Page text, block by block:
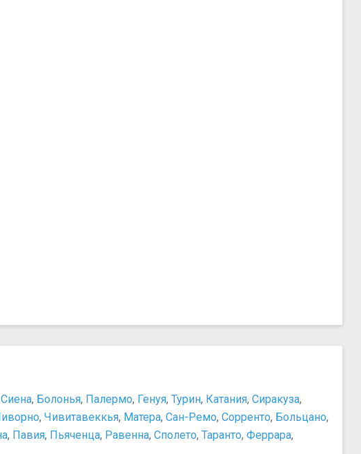
Сиена, Болонья, Палермо, Генуя, Турин, Катания, Сиракуза,
, Чивитавеккья, Матера, Сан-Ремо, Сорренто, Больцано,
, Павия, Пьяченца, Равенна, Сполето, Таранто, Феррара,